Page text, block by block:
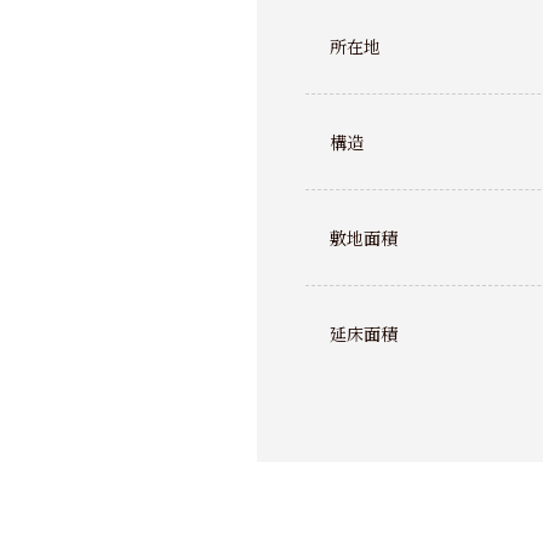
所在地
構造
敷地面積
延床面積